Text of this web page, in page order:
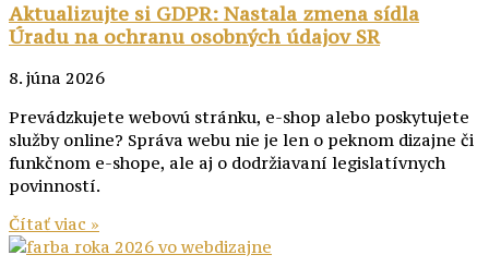
Aktualizujte si GDPR: Nastala zmena sídla
Úradu na ochranu osobných údajov SR
8. júna 2026
Prevádzkujete webovú stránku, e-shop alebo poskytujete
služby online? Správa webu nie je len o peknom dizajne či
funkčnom e-shope, ale aj o dodržiavaní legislatívnych
povinností.
Čítať viac »